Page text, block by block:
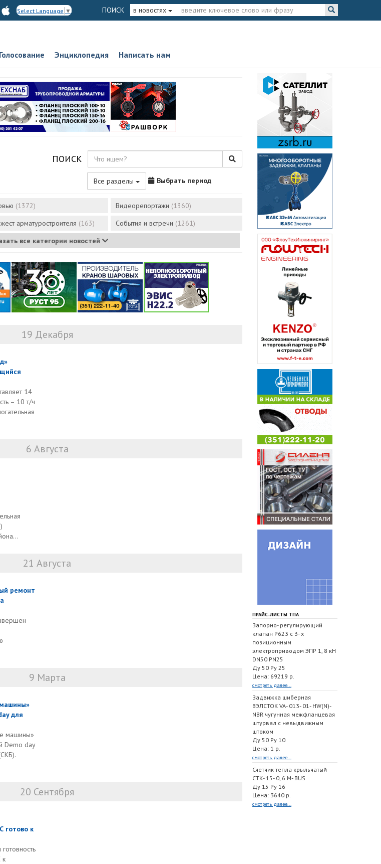
Select Language ▼ ПОИСК в новостях
Голосование Энциклопедия Написать нам
ПОИСК
Все разделы Выбрать период
(1372) Видеорепортажи (1360)
арматуростроителя (163) События и встречи (1261)
все категории новостей
19 Декабря
14
– 10 т/ч
6 Августа
21 Августа
ремонт
9 Марта
для
машины»
Demo day
20 Сентября
готово к
к
ПРАЙС-ЛИСТЫ ТПА
Запорно- регулирующий
клапан Р623 с 3- х
позиционным
электроприводом ЭПР 1, 8 кН
DN50 PN25
Ду 50 Ру 25
Цена: 69219 р.
смотреть далее...
Задвижка шиберная
ВЭЛСТОК VA- 013- 01- HW(N)-
NBR чугунная межфланцевая
штурвал с невыдвижным
штоком
Ду 50 Ру 10
Цена: 1 р.
смотреть далее...
Счетчик тепла крыльчатый
СТК- 15- 0, 6 M- BUS
Ду 15 Ру 16
Цена: 3640 р.
смотреть далее...